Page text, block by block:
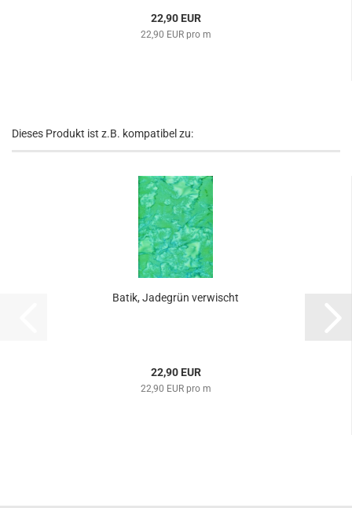
22,90 EUR
22,90 EUR pro m
Dieses Produkt ist z.B. kompatibel zu:
Batik, Jadegrün verwischt
22,90 EUR
22,90 EUR pro m